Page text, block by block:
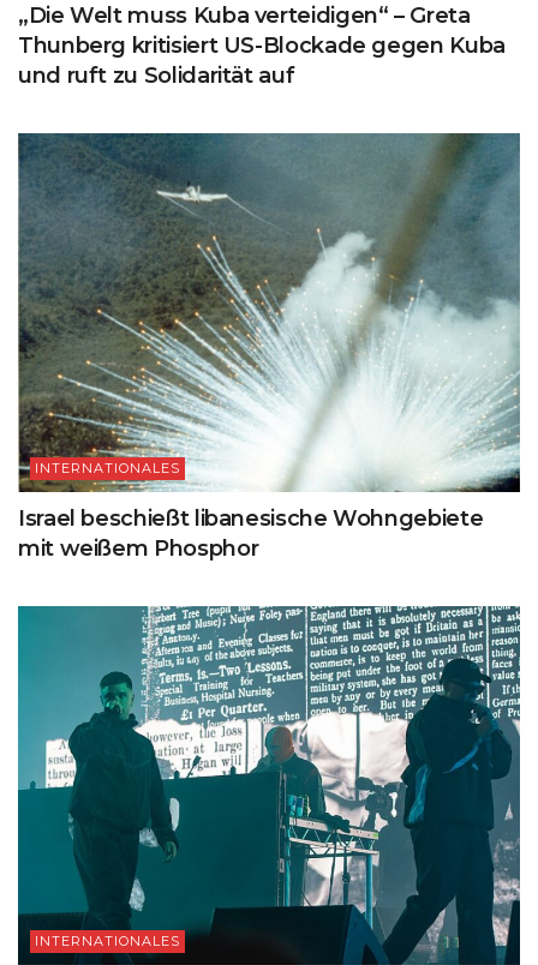
„Die Welt muss Kuba verteidigen“ – Greta
Thunberg kritisiert US-Blockade gegen Kuba
und ruft zu Solidarität auf
INTERNATIONALES
Israel beschießt libanesische Wohngebiete
mit weißem Phosphor
INTERNATIONALES